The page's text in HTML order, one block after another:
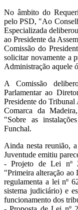
No âmbito do
pelo PSD, "Ao
Especializada
ao Presidente da
Comissão do
solicitar novamente a
Administração aquele
A Comissão
Parlamentar ao
Presidente do
Comarca da
"Sobre as
Funchal.
Ainda nesta reunião,
Juventude emitiu
- Projeto de Lei nº
"Primeira alteração ao
regulamenta a lei nº
sistema judiciário) e
funcionamento dos